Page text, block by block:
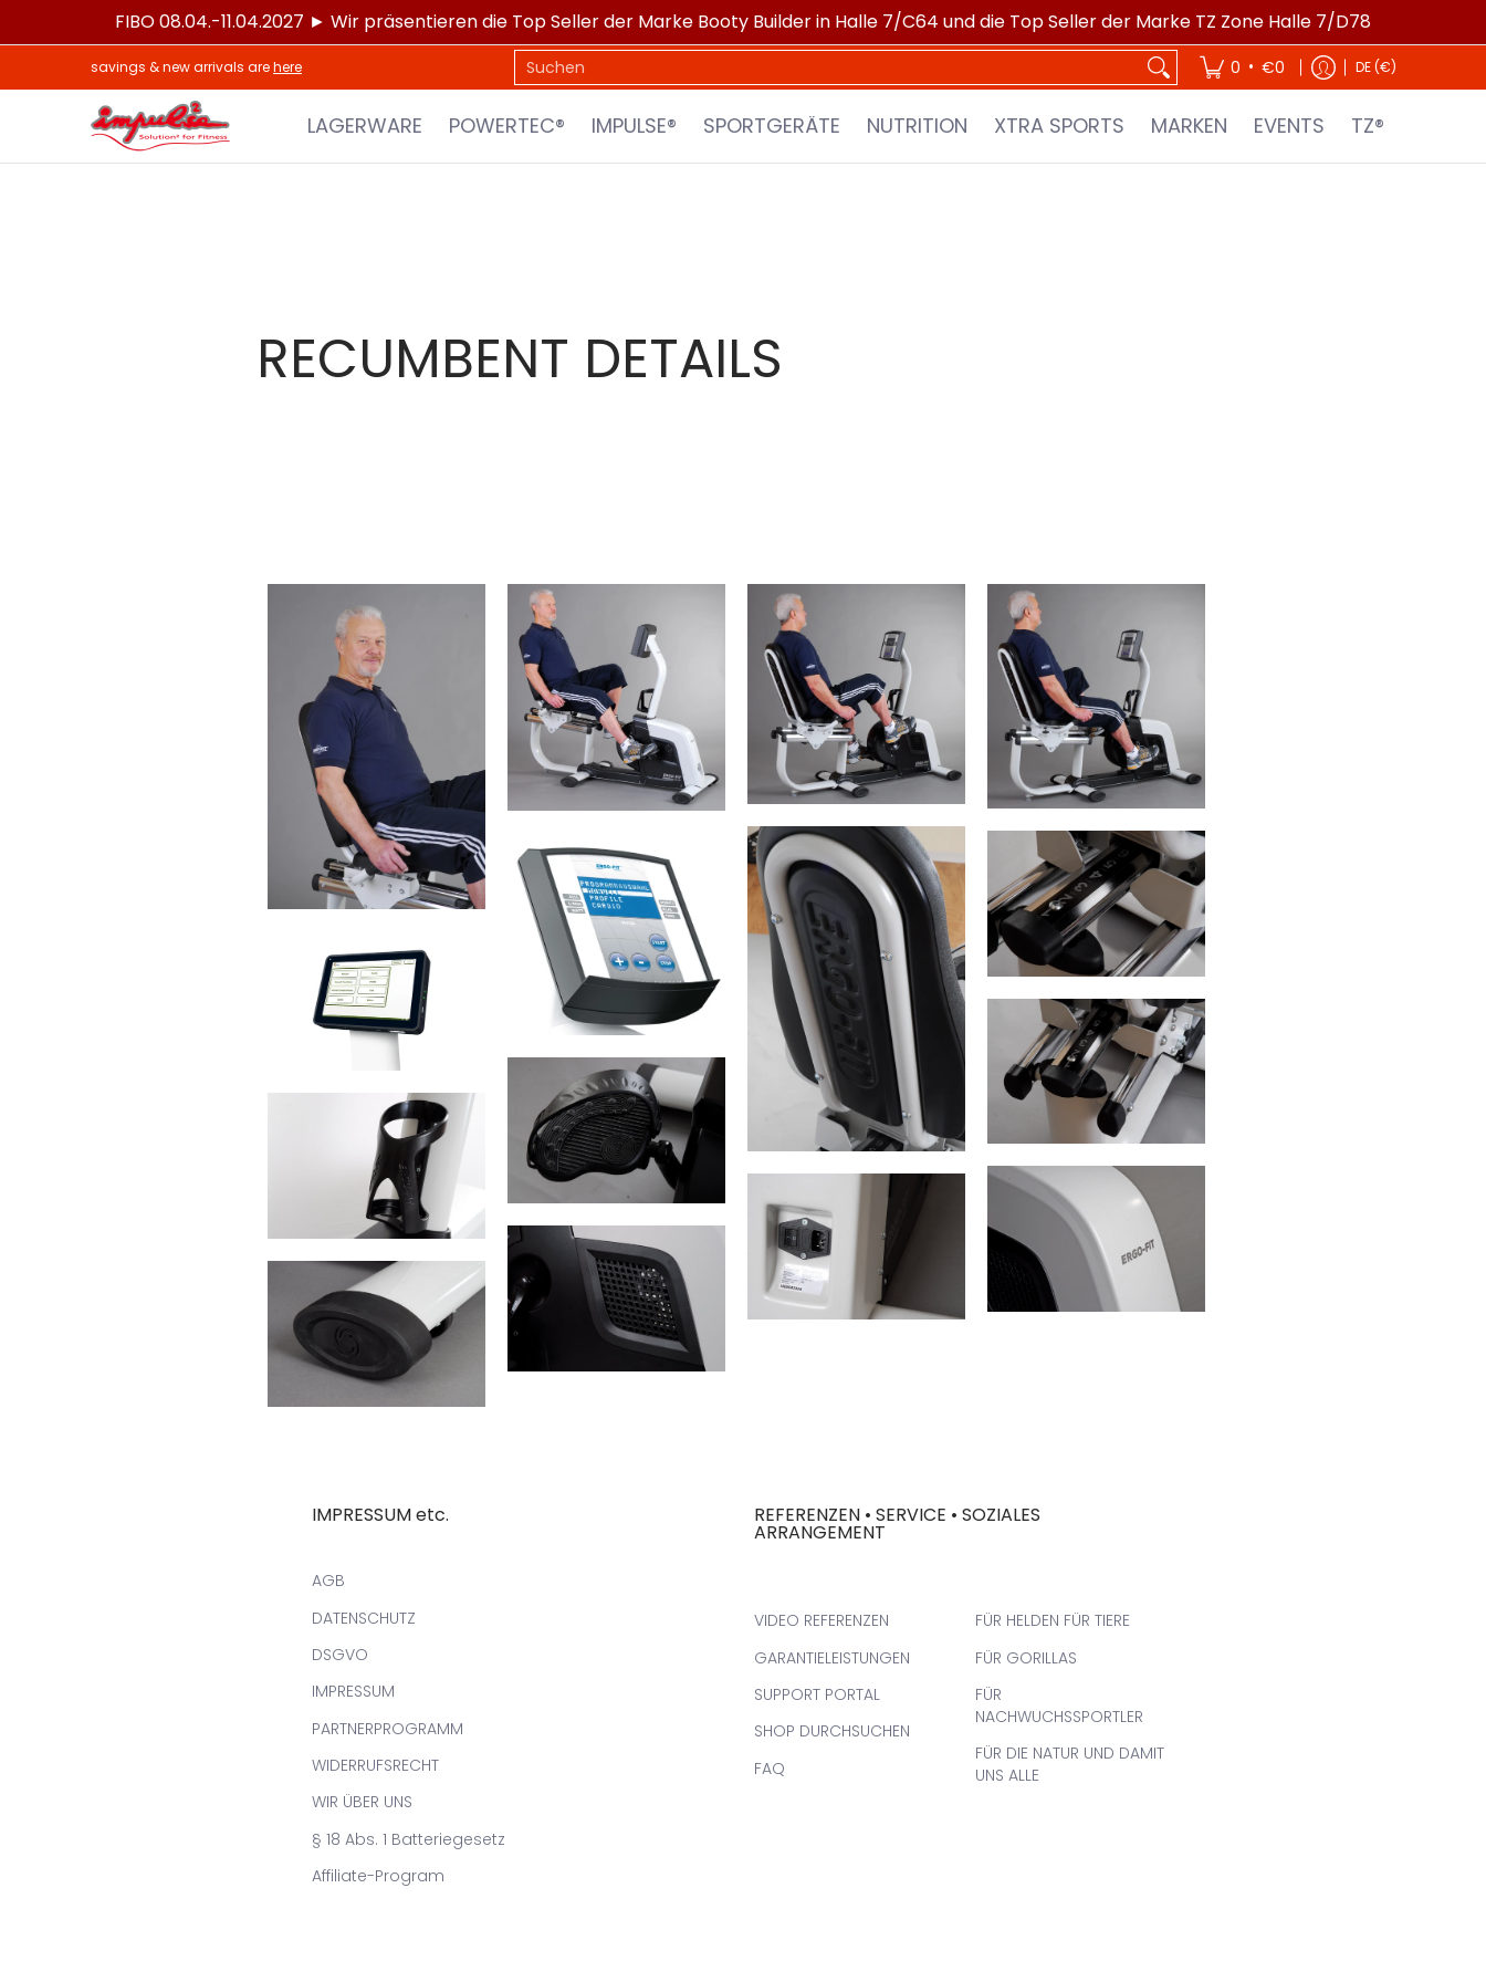
Zum Hauptinhalt springenFIBO 08.04.-11.04.2027 ► Wir präsentieren die Top Seller der Marke Booty Builder in Halle 7/C64 und die Top Seller der Marke TZ Zone Halle 7/D78
LAGERWARE POWERTEC® SPORTGERÄTE NUTRITION XTRA SPORTS MARKEN EVENTS TZ®
savings & new arrivals arehere Suchen 0 • €0 DE (€)
LAGERWARE POWERTEC® IMPULSE® SPORTGERÄTE NUTRITION XTRA SPORTS MARKEN EVENTS TZ®
RECUMBENT DETAILS
IMPRESSUM etc.
AGB
DATENSCHUTZ
DSGVO
IMPRESSUM
PARTNERPROGRAMM
WIDERRUFSRECHT
WIR ÜBER UNS
§ 18 Abs. 1 Batteriegesetz
Affiliate-Program
REFERENZEN • SERVICE • SOZIALES
ARRANGEMENT
VIDEO REFERENZEN
GARANTIELEISTUNGEN
SUPPORT PORTAL
SHOP DURCHSUCHEN
FAQ
FÜR HELDEN FÜR TIERE
FÜR GORILLAS
FÜR
NACHWUCHSSPORTLER
FÜR DIE NATUR UND DAMIT
UNS ALLE